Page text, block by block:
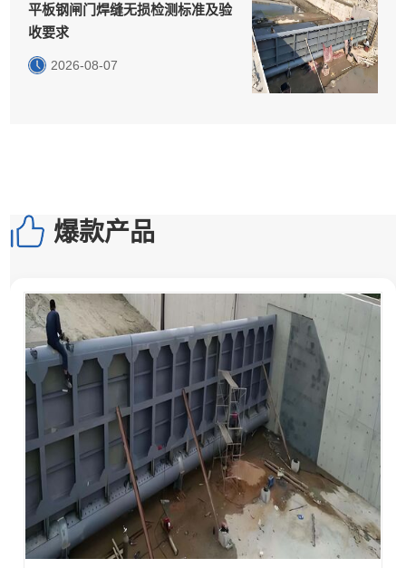
平板钢闸门焊缝无损检测标准及验
收要求
2026-08-07
爆款产品